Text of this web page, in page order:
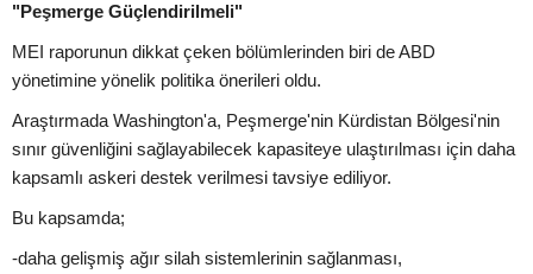
"Peşmerge Güçlendirilmeli"
MEI raporunun dikkat çeken bölümlerinden biri de ABD
yönetimine yönelik politika önerileri oldu.
Araştırmada Washington'a, Peşmerge'nin Kürdistan Bölgesi'nin
sınır güvenliğini sağlayabilecek kapasiteye ulaştırılması için daha
kapsamlı askeri destek verilmesi tavsiye ediliyor.
Bu kapsamda;
-daha gelişmiş ağır silah sistemlerinin sağlanması,